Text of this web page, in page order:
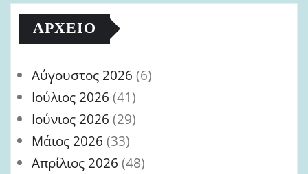
ΑΡΧΕΊΟ
Αύγουστος 2026 (6)
Ιούλιος 2026 (41)
Ιούνιος 2026 (29)
Μάιος 2026 (33)
Απρίλιος 2026 (48)